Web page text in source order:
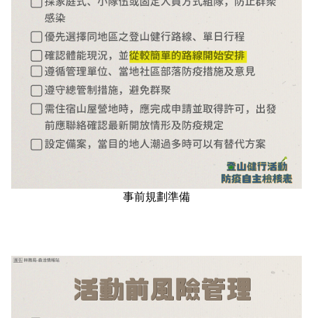
建造及使用執照案件統計
建築執照申請進度與缺失查詢
建築物公共安全申報案件即時進度查詢
利益衝突迴避揭露專區
玉山國公園粉絲專頁
線上玉山
Deutsche
Français
España
事前規劃準備